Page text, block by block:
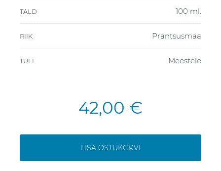
TALD 100 ml.
RIIK Prantsusmaa
TULI Meestele
42,00 €
LISA OSTUKORVI